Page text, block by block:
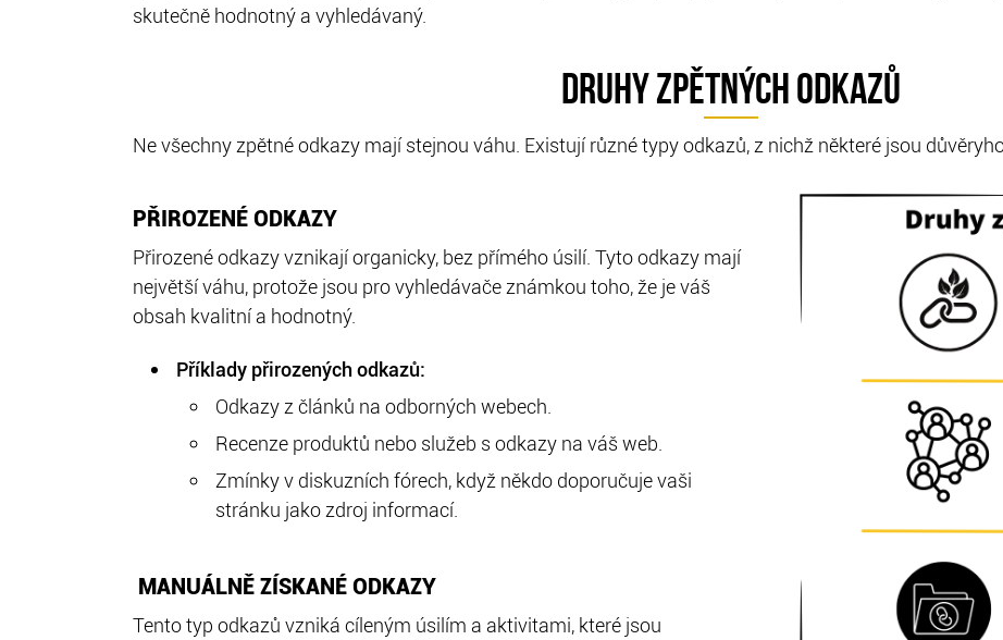
skutečně hodnotný a vyhledávaný.
DRUHY ZPĚTNÝCH ODKAZŮ
Ne všechny zpětné odkazy mají stejnou váhu. Existují různé typy odkazů, z nichž některé jsou
PŘIROZENÉ ODKAZY
Přirozené odkazy vznikají organicky, bez přímého úsilí. Tyto odkazy mají
největší váhu, protože jsou pro vyhledávače známkou toho, že je váš
obsah kvalitní a hodnotný.
Příklady přirozených odkazů:
Odkazy z článků na odborných webech.
Recenze produktů nebo služeb s odkazy na váš web.
Zmínky v diskuzních fórech, když někdo doporučuje vaši
stránku jako zdroj informací.
MANUÁLNĚ ZÍSKANÉ ODKAZY
Tento typ odkazů vzniká cíleným úsilím a aktivitami, které jsou